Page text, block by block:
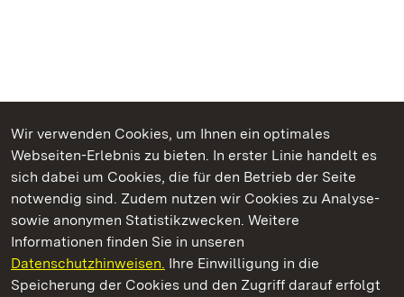
Wir verwenden Cookies, um Ihnen ein optimales
Webseiten-Erlebnis zu bieten. In erster Linie handelt es
sich dabei um Cookies, die für den Betrieb der Seite
notwendig sind. Zudem nutzen wir Cookies zu Analyse-
sowie anonymen Statistikzwecken. Weitere
Informationen finden Sie in unseren
Datenschutzhinweisen. Ihre Einwilligung in die
Speicherung der Cookies und den Zugriff darauf erfolgt
Kommen. Staunen. Genießen.
Staatliche Schlösser und Gärten Baden‑Württemberg